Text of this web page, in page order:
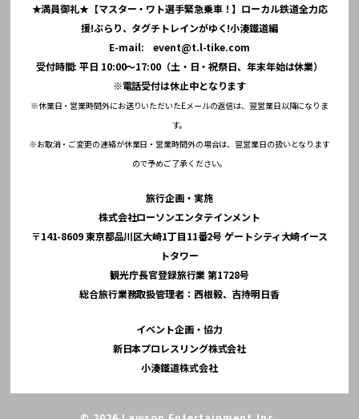
★満員御礼★【マスター・ワト選手緊急乗車！】ローカル鉄道全力応
援!ぶらり、タグチトレインがゆく!小湊鐵道編
E-mail:event@t.l-tike.com
受付時間: 平日 10:00～17:00（土・日・祝祭日、年末年始は休業）
※電話受付は休止中となります
※休業日・営業時間外にお送りいただいたEメールの返信は、翌営業日以降になりま
す。
※お取消・ご変更の連絡が休業日・営業時間外の場合は、翌営業日の扱いとなります
ので予めご了承ください。
旅行企画・実施
株式会社ローソンエンタテインメント
〒141-8609 東京都品川区大崎1丁目11番2号 ゲートシティ大崎イース
トタワー
観光庁長官登録旅行業 第1728号
総合旅行業務取扱管理者：西根毅、吉持明日香
イベント企画・協力
新日本プロレスリング株式会社
小湊鐵道株式会社